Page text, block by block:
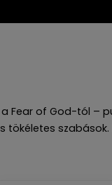
a Fear of God-tól
szabások.